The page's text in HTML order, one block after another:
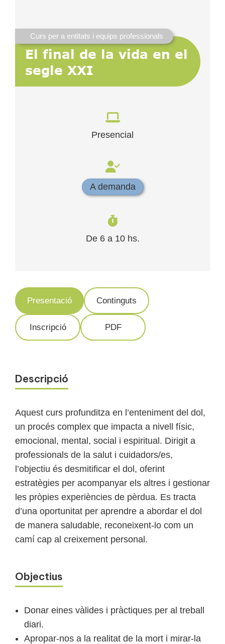
Curs per a entitats i equips professionals
El final de la vida en el
segle XXI
Presencial
A demanda
De 6 a 10 hs.
Presentació Continguts
Inscripció PDF
Descripció
Aquest curs profunditza en l’enteniment del dol,
un procés complex que impacta a nivell físic,
emocional, mental, social i espiritual. Dirigit a
professionals de la salut i cuidadors/es,
l’objectiu és desmitificar el dol, oferint
estratègies per acompanyar els altres i gestionar
les pròpies experiències de pèrdua. Es tracta
d’una oportunitat per aprendre a abordar el dol
de manera saludable, reconeixent-lo com un
camí cap al creixement personal.
Objectius
Donar eines vàlides i pràctiques per al treball
diari.
Apropar-nos a la realitat de la mort i mirar-la